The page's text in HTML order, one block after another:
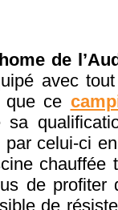
de
avec
que ce
sa
celui-ci
de
de